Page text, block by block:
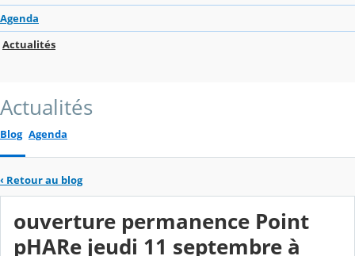
Agenda
Actualités
Actualités
Blog Agenda
‹ Retour au blog
ouverture permanence Point
pHARe jeudi 11 septembre à